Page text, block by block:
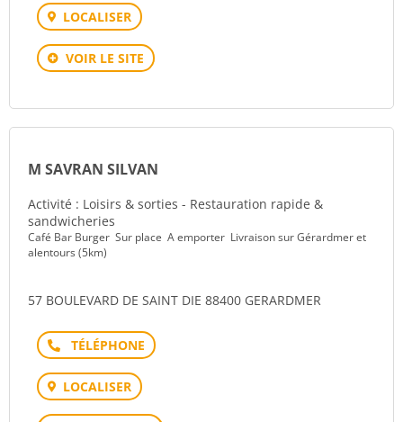
LOCALISER
VOIR LE SITE
M SAVRAN SILVAN
Activité : Loisirs & sorties - Restauration rapide &
sandwicheries
Café Bar Burger Sur place A emporter Livraison sur Gérardmer et
alentours (5km)
57 BOULEVARD DE SAINT DIE 88400 GERARDMER
Téléphone
LOCALISER